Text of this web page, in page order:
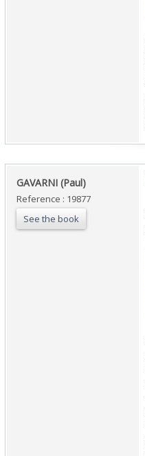
‎GAVARNI (Paul)‎
Reference : 19877
See the book